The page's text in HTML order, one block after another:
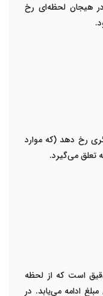
هیجان لحظه‌ای رخ
رخ دهد (که موارد
تعلق می‌گیرد.
است که از لحظه
ادامه می‌یابد. در